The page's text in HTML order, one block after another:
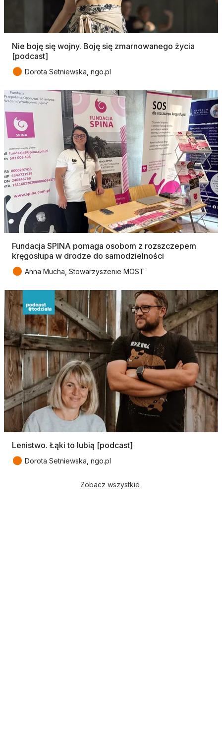
Nie boję się wojny. Boję się zmarnowanego życia
[podcast]
● Dorota Setniewska, ngo.pl
Fundacja SPINA pomaga osobom z rozszczepem
kręgosłupa w drodze do samodzielności
● Anna Mucha, Stowarzyszenie MOST
Lenistwo. Łąki to lubią [podcast]
● Dorota Setniewska, ngo.pl
Zobacz wszystkie